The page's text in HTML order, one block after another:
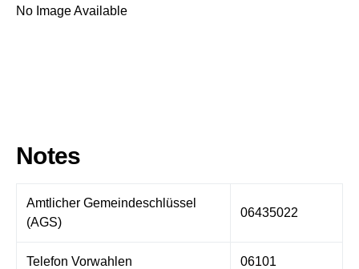
No Image Available
Notes
Amtlicher Gemeindeschlüssel
(AGS)
06435022
Telefon Vorwahlen 06101